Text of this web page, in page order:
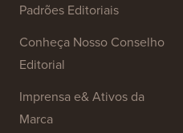
Padrões Editoriais
Conheça Nosso Conselho
Editorial
Imprensa e& Ativos da
Marca